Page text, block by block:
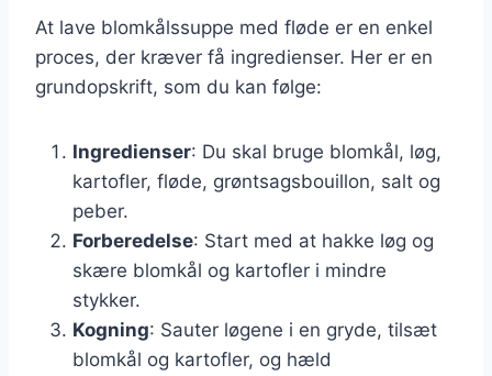
At lave blomkålssuppe med fløde er en enkel
proces, der kræver få ingredienser. Her er en
grundopskrift, som du kan følge:
Ingredienser: Du skal bruge blomkål, løg,
kartofler, fløde, grøntsagsbouillon, salt og
peber.
Forberedelse: Start med at hakke løg og
skære blomkål og kartofler i mindre
stykker.
Kogning: Sauter løgene i en gryde, tilsæt
blomkål og kartofler, og hæld